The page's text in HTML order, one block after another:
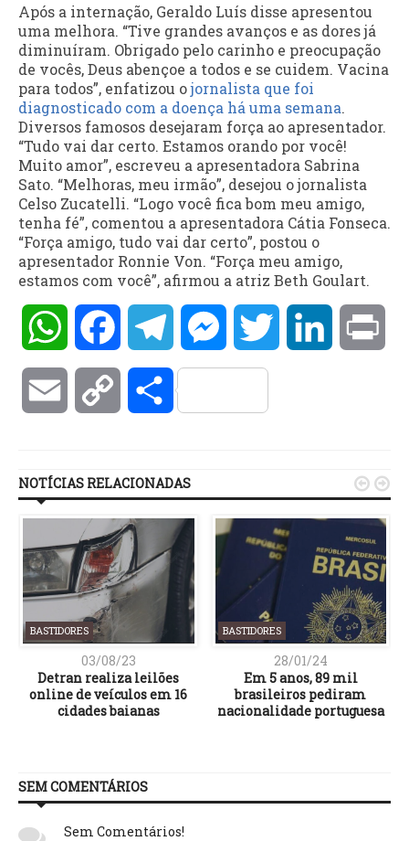
Após a internação, Geraldo Luís disse apresentou
uma melhora. “Tive grandes avanços e as dores já
diminuíram. Obrigado pelo carinho e preocupação
de vocês, Deus abençoe a todos e se cuidem. Vacina
para todos”, enfatizou ojornalista que foi
diagnosticado com a doença há uma semana.
Diversos famosos desejaram força ao apresentador.
“Tudo vai dar certo. Estamos orando por você!
Muito amor”, escreveu a apresentadora Sabrina
Sato. “Melhoras, meu irmão”, desejou o jornalista
Celso Zucatelli. “Logo você fica bom meu amigo,
tenha fé”, comentou a apresentadora Cátia Fonseca.
“Força amigo, tudo vai dar certo”, postou o
apresentador Ronnie Von. “Força meu amigo,
estamos com você”, afirmou a atriz Beth Goulart.
WhatsAppFacebookTelegramMessengerTwitter LinkedIn
Email Copy Compartilhar
NOTÍCIAS RELACIONADAS
BASTIDORES
03/08/23
Detran realiza leilões
online de veículos em 16
cidades baianas
BASTIDORES
28/01/24
Em 5 anos, 89 mil
brasileiros pediram
nacionalidade portuguesa
 
SEM COMENTÁRIOS
Sem Comentários!